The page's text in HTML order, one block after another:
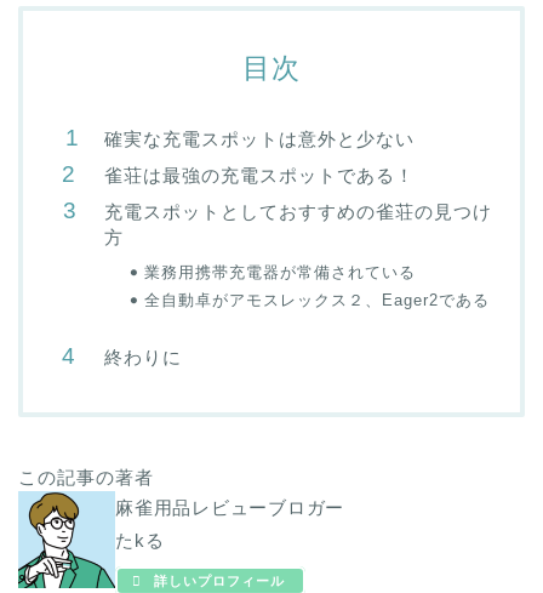
目次
確実な充電スポットは意外と少ない
雀荘は最強の充電スポットである！
充電スポットとしておすすめの雀荘の見つけ
方
業務用携帯充電器が常備されている
全自動卓がアモスレックス２、Eager2である
終わりに
この記事の著者
麻雀用品レビューブロガー
たkる
詳しいプロフィール